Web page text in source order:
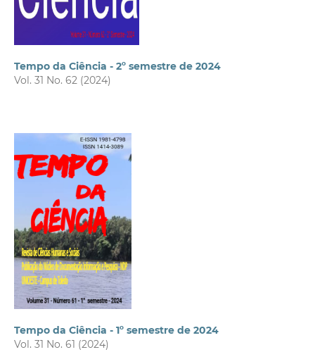
Tempo da Ciência - 2º semestre de 2024
Vol. 31 No. 62 (2024)
Tempo da Ciência - 1º semestre de 2024
Vol. 31 No. 61 (2024)